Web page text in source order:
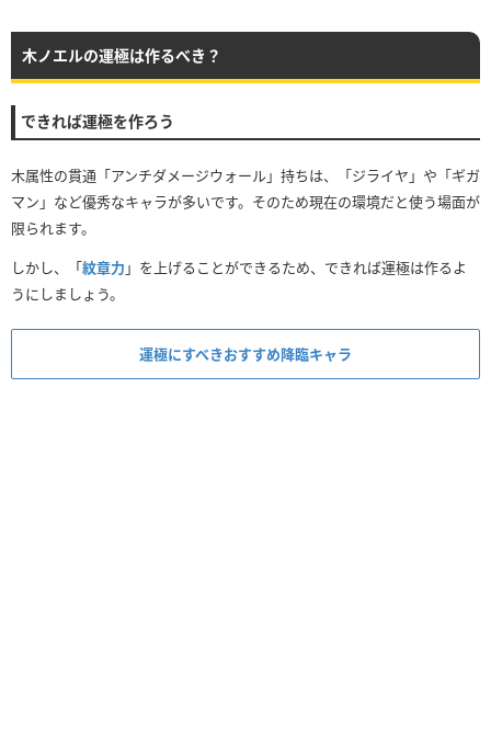
木ノエルの運極は作るべき？
できれば運極を作ろう
木属性の貫通「アンチダメージウォール」持ちは、「ジライヤ」や「ギガ
マン」など優秀なキャラが多いです。そのため現在の環境だと使う場面が
限られます。
しかし、「紋章力 」を上げることができるため、できれば運極は作るよ
うにしましょう。
運極にすべきおすすめ降臨キャラ